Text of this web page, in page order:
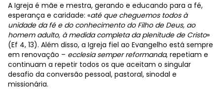
A Igreja é mãe e mestra, gerando e educando para a fé,
esperança e caridade: «até que cheguemos todos à
unidade da fé e do conhecimento do Filho de Deus, ao
homem adulto, à medida completa da plenitude de Cristo»
(Ef 4, 13). Além disso, a Igreja fiel ao Evangelho está sempre
em renovação – ecclesia semper reformanda, repetiam e
continuam a repetir todos os que aceitam o singular
desafio da conversão pessoal, pastoral, sinodal e
missionária.